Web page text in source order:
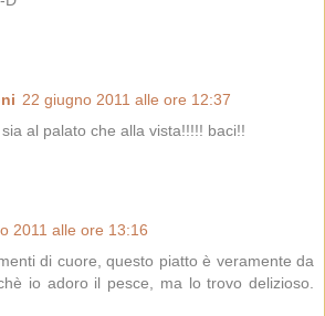
22 giugno 2011 alle ore 12:37
al palato che alla vista!!!!! baci!!
2011 alle ore 13:16
di cuore, questo piatto è veramente da
io adoro il pesce, ma lo trovo delizioso.